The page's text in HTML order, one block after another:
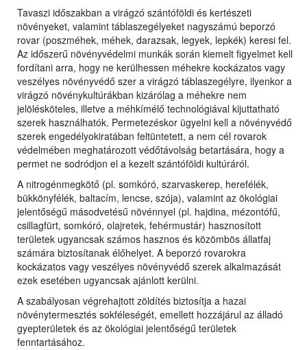
Tavaszi időszakban a virágzó szántóföldi és kertészeti
növényeket, valamint táblaszegélyeket nagyszámú beporzó
rovar (poszméhek, méhek, darazsak, legyek, lepkék) keresi fel.
Az időszerű növényvédelmi munkák során kiemelt figyelmet kell
fordítani arra, hogy ne kerülhessen méhekre kockázatos vagy
veszélyes növényvédő szer a virágzó táblaszegélyre, ilyenkor a
virágzó növénykultúrákban kizárólag a méhekre nem
jelölésköteles, illetve a méhkímélő technológiával kijuttatható
szerek használhatók. Permetezéskor ügyelni kell a növényvédő
szerek engedélyokiratában feltüntetett, a nem cél rovarok
védelmében meghatározott védőtávolság betartására, hogy a
permet ne sodródjon el a kezelt szántóföldi kultúráról.
A nitrogénmegkötő (pl. somkóró, szarvaskerep, herefélék,
bükkönyfélék, baltacím, lencse, szója), valamint az ökológiai
jelentőségű másodvetésű növénnyel (pl. hajdina, mézontófű,
csillagfürt, somkóró, olajretek, fehérmustár) hasznosított
területek ugyancsak számos hasznos és közömbös állatfaj
számára biztosítanak élőhelyet. A beporzó rovarokra
kockázatos vagy veszélyes növényvédő szerek alkalmazását
ezek esetében ugyancsak ajánlott kerülni.
A szabályosan végrehajtott zöldítés biztosítja a hazai
növénytermesztés sokféleségét, emellett hozzájárul az álladó
gyepterületek és az ökológiai jelentőségű területek
fenntartásához.